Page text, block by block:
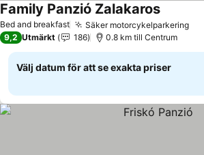
Bed and breakfast Säker motorcykelparkering
Family Panzió Zalakaros
9,2 Utmärkt 186 0.8 km till Centrum
Välj datum för att se exakta priser